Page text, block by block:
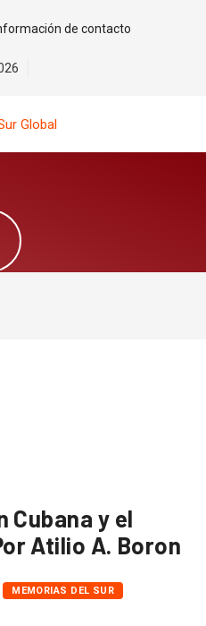
de contacto
¡Actuar Ya!. Por Saúl Escobar
Cubana y el
Atilio A. Boron
MEMORIAS DEL SUR